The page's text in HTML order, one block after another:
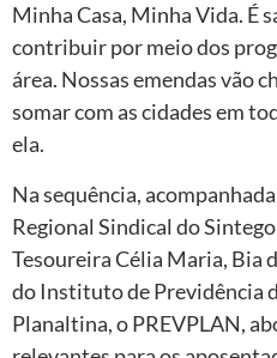
Minha Casa, Minha Vida. É
contribuir por meio dos
área. Nossas emendas vão
somar com as cidades em
ela.
Na sequência,
Regional Sindical do
Tesoureira Célia Maria, Bia
do Instituto de Previdência
Planaltina, o PREVPLAN,